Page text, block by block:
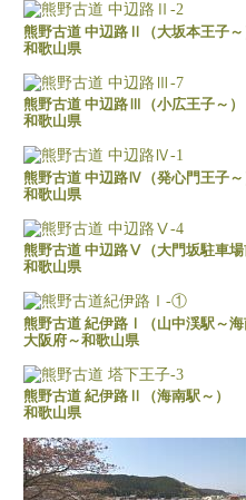
熊野古道 中辺路Ⅱ（大坂本王子～
和歌山県
熊野古道 中辺路Ⅲ（小広王子～）
和歌山県
熊野古道 中辺路Ⅳ（発心門王子～
和歌山県
熊野古道 中辺路Ⅴ（大門坂駐車場
和歌山県
熊野古道 紀伊路Ⅰ（山中渓駅～海
大阪府～和歌山県
熊野古道 紀伊路Ⅱ（海南駅～）
和歌山県